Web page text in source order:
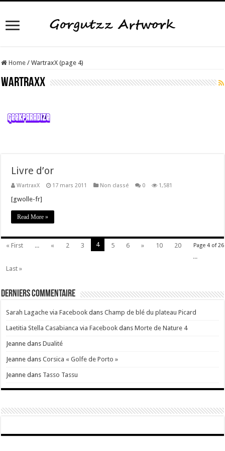
Home / WartraxX (page 4)
WartraxX
Livre d’or
WartraxX 17 mars 2011 Non classé 0 1,581
[gwolle-fr]
Read More »
Page 4 of 26
« First ... « 2 3 4 5 6 » 10
20
...
Last »
Derniers Commentaire
Sarah Lagache via Facebook dansChamp de blé du plateau Picard
Laetitia Stella Casabianca via Facebook dansMorte de Nature 4
Jeanne dansDualité
Jeanne dansCorsica « Golfe de Porto »
Jeanne dans Tasso Tassu